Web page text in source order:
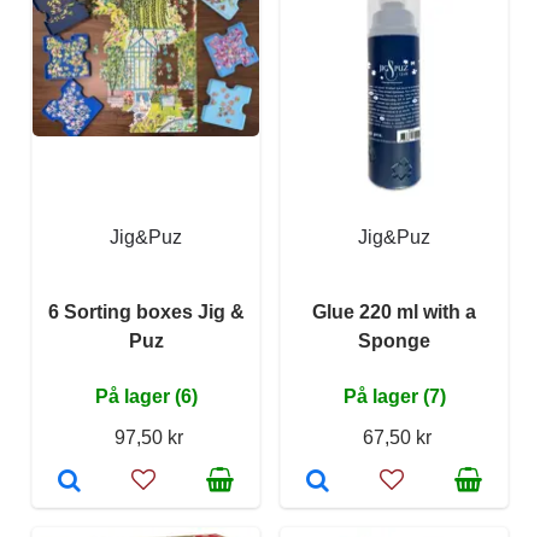
Jig&Puz
6 Sorting boxes Jig &
Puz
På lager (6)
97,50 kr
Jig&Puz
Glue 220 ml with a
Sponge
På lager (7)
67,50 kr